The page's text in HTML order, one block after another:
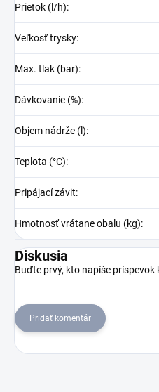
Prietok (l/h):
Veľkosť trysky:
Max. tlak (bar):
Dávkovanie (%):
Objem nádrže (l):
Teplota (°C):
Pripájací závit:
Hmotnosť vrátane obalu (kg):
Diskusia
Buďte prvý, kto napíše príspevok
Pridať komentár